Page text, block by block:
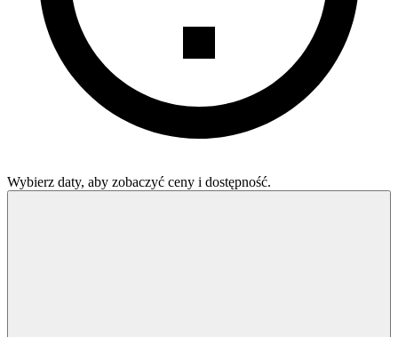
Wybierz daty, aby zobaczyć ceny i dostępność.